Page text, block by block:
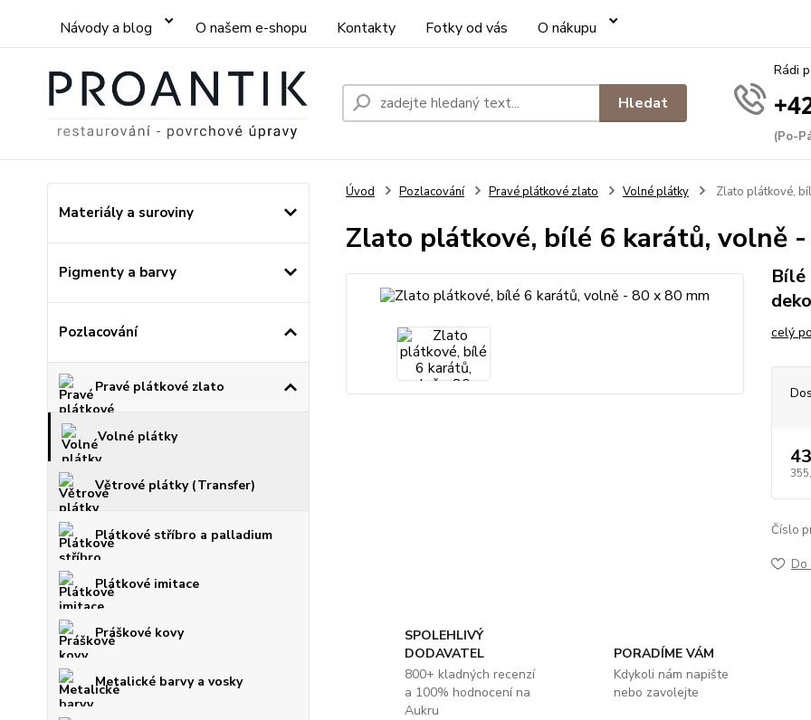
Návody a blog O našem e-shopu Kontakty Fotky od vás O nákupu
Hledat
Rádi
(Po-
Materiály a suroviny
Pigmenty a barvy
Pozlacování
Pravé plátkové zlato
Volné plátky
Větrové plátky (Transfer)
Plátkové stříbro a palladium
Plátkové imitace
Práškové kovy
Metalické barvy a vosky
Úvod Pozlacování Pravé plátkové zlato Volné plátky Zlato plátkové,
Zlato plátkové, bílé 6 karátů, volně
Bílé
celý
Číslo
Do
SPOLEHLIVÝ
DODAVATEL
800+ kladných recenzí
a 100% hodnocení na
Aukru
PORADÍME VÁM
Kdykoli nám napište
nebo zavolejte